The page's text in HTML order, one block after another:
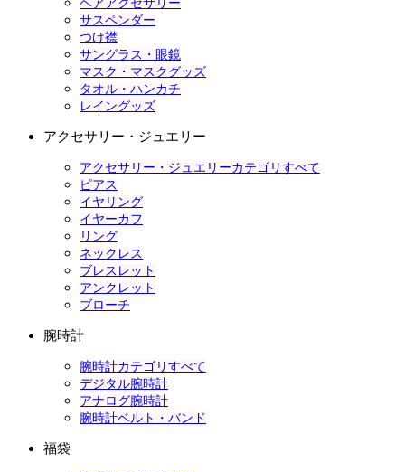
ヘアアクセサリー
サスペンダー
つけ襟
サングラス・眼鏡
マスク・マスクグッズ
タオル・ハンカチ
レイングッズ
アクセサリー・ジュエリー
アクセサリー・ジュエリーカテゴリすべて
ピアス
イヤリング
イヤーカフ
リング
ネックレス
ブレスレット
アンクレット
ブローチ
腕時計
腕時計カテゴリすべて
デジタル腕時計
アナログ腕時計
腕時計ベルト・バンド
福袋